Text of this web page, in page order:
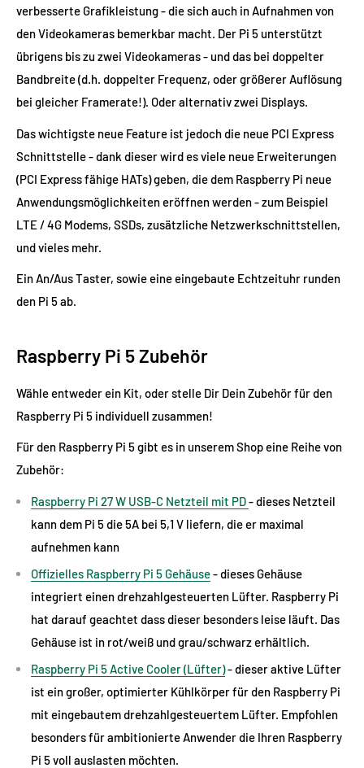
verbesserte Grafikleistung - die sich auch in Aufnahmen von
den Videokameras bemerkbar macht. Der Pi 5 unterstützt
übrigens bis zu zwei Videokameras - und das bei doppelter
Bandbreite (d.h. doppelter Frequenz, oder größerer Auflösung
bei gleicher Framerate!). Oder alternativ zwei Displays.
Das wichtigste neue Feature ist jedoch die neue PCI Express
Schnittstelle - dank dieser wird es viele neue Erweiterungen
(PCI Express fähige HATs) geben, die dem Raspberry Pi neue
Anwendungsmöglichkeiten eröffnen werden - zum Beispiel
LTE / 4G Modems, SSDs, zusätzliche Netzwerkschnittstellen,
und vieles mehr.
Ein An/Aus Taster, sowie eine eingebaute Echtzeituhr runden
den Pi 5 ab.
Raspberry Pi 5 Zubehör
Wähle entweder ein Kit, oder stelle Dir Dein Zubehör für den
Raspberry Pi 5 individuell zusammen!
Für den Raspberry Pi 5 gibt es in unserem Shop eine Reihe von
Zubehör:
Raspberry Pi 27 W USB-C Netzteil mit PD- dieses Netzteil
kann dem Pi 5 die 5A bei 5,1 V liefern, die er maximal
aufnehmen kann
Offizielles Raspberry Pi 5 Gehäuse- dieses Gehäuse
integriert einen drehzahlgesteuerten Lüfter. Raspberry Pi
hat darauf geachtet dass dieser besonders leise läuft. Das
Gehäuse ist in rot/weiß und grau/schwarz erhältlich.
Raspberry Pi 5 Active Cooler (Lüfter)- dieser aktive Lüfter
ist ein großer, optimierter Kühlkörper für den Raspberry Pi
mit eingebautem drehzahlgesteuertem Lüfter. Empfohlen
besonders für ambitionierte Anwender die Ihren Raspberry
Pi 5 voll auslasten möchten.